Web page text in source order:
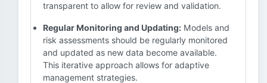
transparent to allow for review and validation.
Regular Monitoring and Updating: Models and
risk assessments should be regularly monitored
and updated as new data become available.
This iterative approach allows for adaptive
management strategies.